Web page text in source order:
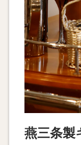
燕三条製